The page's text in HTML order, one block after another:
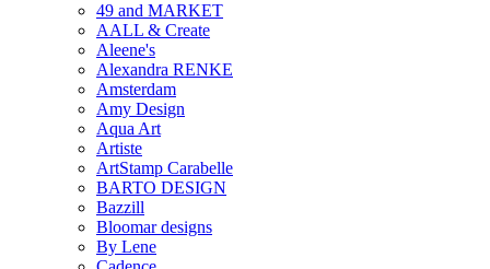
49 and MARKET
AALL & Create
Aleene's
Alexandra RENKE
Amsterdam
Amy Design
Aqua Art
Artiste
ArtStamp Carabelle
BARTO DESIGN
Bazzill
Bloomar designs
By Lene